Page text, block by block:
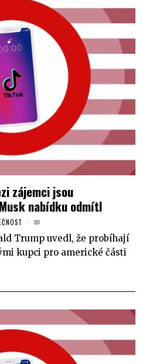
zájemci jsou
nabídku odmítl
Trump uvedl, že probíhají
kupci pro americké části